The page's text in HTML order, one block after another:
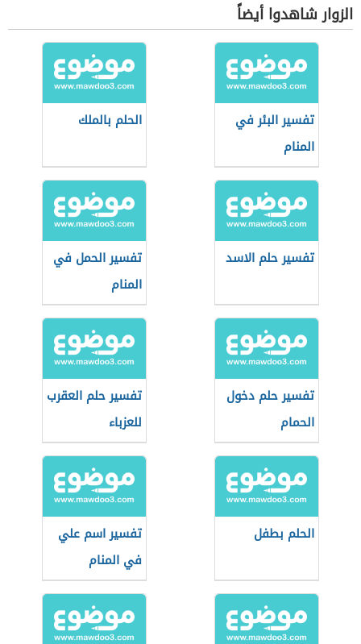
الزوار شاهدوا أيضاً
تفسير البئر في
المنام
الحلم بالملك
تفسير حلم الاسد
تفسير الحمل في
المنام
تفسير حلم دخول
الحمام
تفسير حلم العقرب
للعزباء
الحلم بطفل
تفسير اسم علي
في المنام